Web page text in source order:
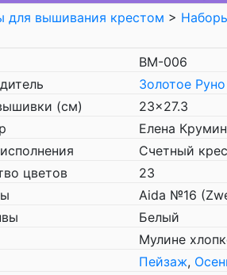
для вышивания крестом >
ВМ-006
Золотое Руно
(см)
23x27.3
Елена
Счетный
цветов
23
Aida №16
Белый
Мулине
Пейзаж,